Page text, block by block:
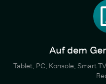
Auf dem
Tablet, PC, Konsole, Smart